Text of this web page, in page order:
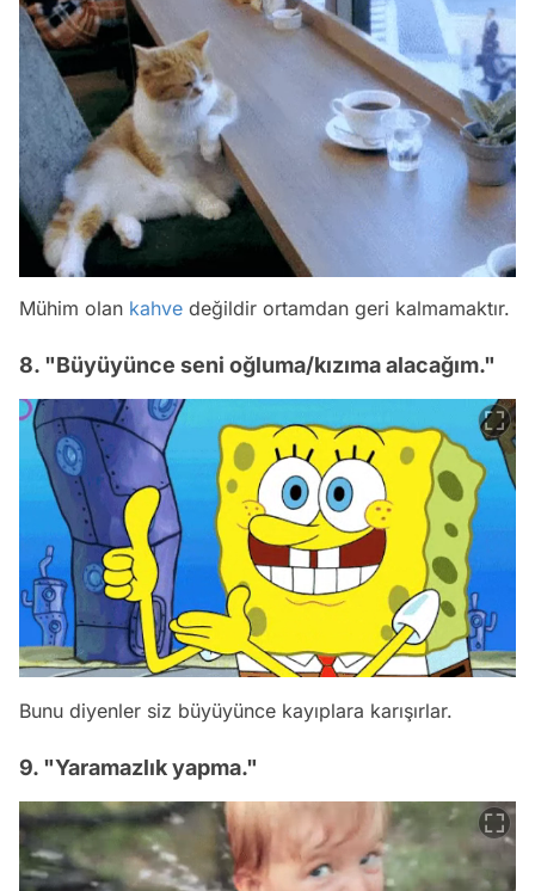
Mühim olan kahve değildir ortamdan geri kalmamaktır.
8. "Büyüyünce seni oğluma/kızıma alacağım."
Bunu diyenler siz büyüyünce kayıplara karışırlar.
9. "Yaramazlık yapma."